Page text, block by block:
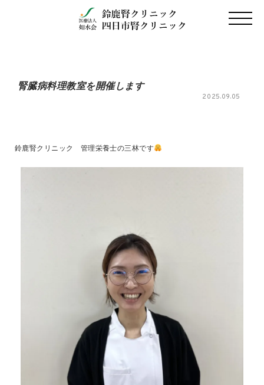
腎臓病料理教室を開催します
2025.09.05
鈴鹿腎クリニック 管理栄養士の三林です